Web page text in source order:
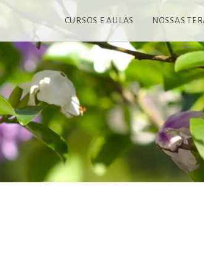
CURSOS E AULAS NOSSAS